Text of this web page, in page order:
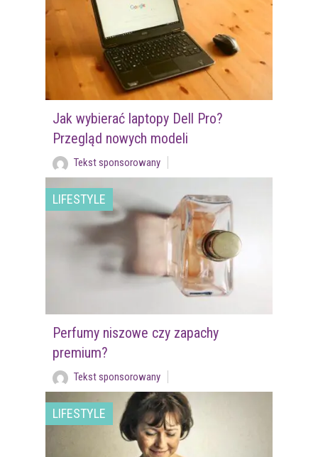
Jak wybierać laptopy Dell Pro?
Przegląd nowych modeli
Tekst sponsorowany
LIFESTYLE
Perfumy niszowe czy zapachy
premium?
Tekst sponsorowany
LIFESTYLE